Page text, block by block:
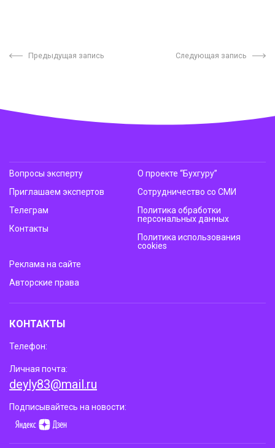
Предыдущая запись Следующая запись
Вопросы эксперту
Приглашаем экспертов
Телеграм
Контакты
О проекте “Бухгуру”
Сотрудничество со СМИ
Политика обработки
персональных данных
Политика использования
cookies
Реклама на сайте
Авторские права
КОНТАКТЫ
Телефон:
Личная почта:
deyly83@mail.ru
Подписывайтесь на новости: